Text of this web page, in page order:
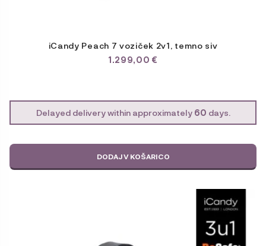
Delayed delivery within approximately 60 days.
iCandy Peach 7 voziček 2v1, temno siv
1.299,00€
DODAJ V KOŠARICO